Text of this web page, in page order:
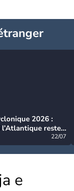
2026 :
reste
22/07
e